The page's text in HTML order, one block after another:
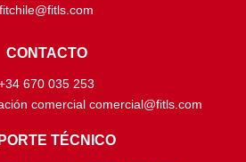
fitchile@fitls.com
CONTACTO
670 035 253
comercial comercial@fitls.com
TÉCNICO